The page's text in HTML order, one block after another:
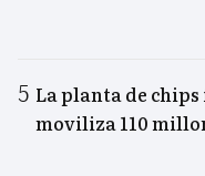
La planta de
moviliza 110